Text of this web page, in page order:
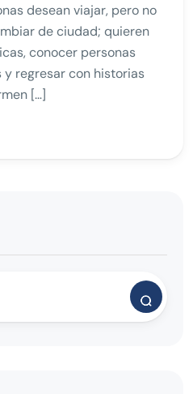
desean viajar, pero no
de ciudad; quieren
conocer personas
regresar con historias
[…]